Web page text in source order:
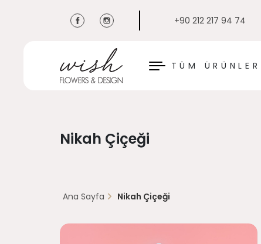
+90 212 217 94 74
TÜM ÜRÜNLER
KAPAT
Nikah Çiçeği
Ana Sayfa Nikah Çiçeği